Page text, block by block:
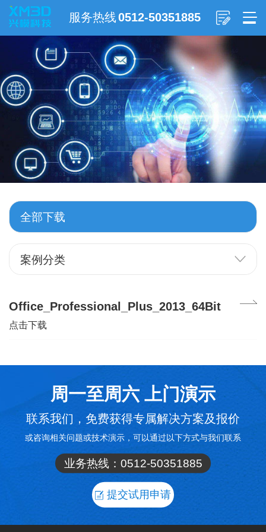
服务热线0512-50351885
全部下载
案例分类
Office_Professional_Plus_2013_64Bit
点击下载
周一至周六 上门演示
联系我们，免费获得专属解决方案及报价
或咨询相关问题或技术演示，可以通过以下方式与我们联系
业务热线： 0512-50351885
提交试用申请